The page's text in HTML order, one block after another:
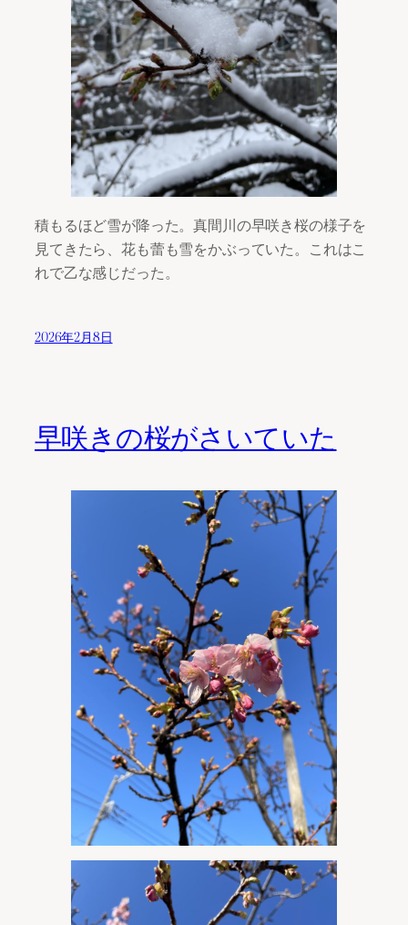
積もるほど雪が降った。真間川の早咲き桜の様子を
見てきたら、花も蕾も雪をかぶっていた。これはこ
れで乙な感じだった。
2026年2月8日
早咲きの桜がさいていた